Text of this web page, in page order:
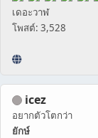
เดอะวาฬ
โพสต์: 3,528
icez
อยากตัวโตกว่า
ยักษ์